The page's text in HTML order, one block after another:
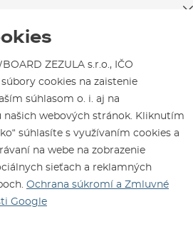
.
ZEZULA s.r.o., IČO
cookies na zaistenie
súhlasom o. i. aj na
našich webových stránok. Kliknutím
súhlasíte s využívaním cookies a
na webe na zobrazenie
sieťach a reklamných
Ochrana súkromí a Zmluvné
Google